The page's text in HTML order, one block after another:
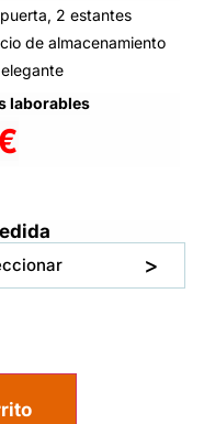
2 estantes
de almacenamiento
laborables